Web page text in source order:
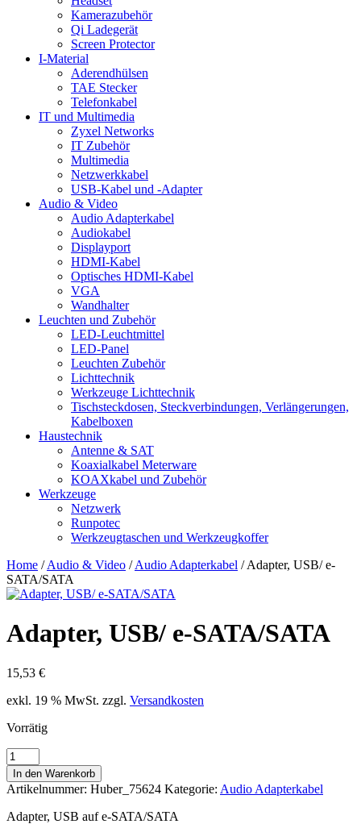
Kamerazubehör
Qi Ladegerät
Screen Protector
I-Material
Aderendhülsen
TAE Stecker
Telefonkabel
IT und Multimedia
Zyxel Networks
IT Zubehör
Multimedia
Netzwerkkabel
USB-Kabel und -Adapter
Audio & Video
Audio Adapterkabel
Audiokabel
Displayport
HDMI-Kabel
Optisches HDMI-Kabel
VGA
Wandhalter
Leuchten und Zubehör
LED-Leuchtmittel
LED-Panel
Leuchten Zubehör
Lichttechnik
Werkzeuge Lichttechnik
Tischsteckdosen, Steckverbindungen, Verlängerungen,
Kabelboxen
Haustechnik
Antenne & SAT
Koaxialkabel Meterware
KOAXkabel und Zubehör
Werkzeuge
Netzwerk
Runpotec
Werkzeugtaschen und Werkzeugkoffer
Home /Audio & Video /Audio Adapterkabel / Adapter, USB/ e-
SATA/SATA
Adapter, USB/ e-SATA/SATA
15,53 €
exkl. 19 % MwSt. zzgl. Versandkosten
Vorrätig
Adapter,
USB/
e-
SATA/SATA
Menge
In den Warenkorb
Artikelnummer: Huber_75624 Kategorie: Audio Adapterkabel
Adapter, USB auf e-SATA/SATA